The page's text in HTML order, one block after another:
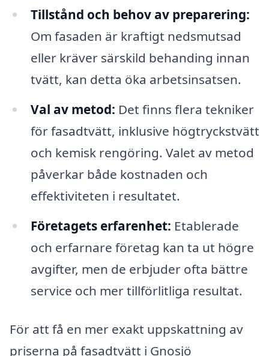
Tillstånd och behov av preparering:
Om fasaden är kraftigt nedsmutsad
eller kräver särskild behanding innan
tvätt, kan detta öka arbetsinsatsen.
Val av metod: Det finns flera tekniker
för fasadtvätt, inklusive högtryckstvätt
och kemisk rengöring. Valet av metod
påverkar både kostnaden och
effektiviteten i resultatet.
Företagets erfarenhet: Etablerade
och erfarnare företag kan ta ut högre
avgifter, men de erbjuder ofta bättre
service och mer tillförlitliga resultat.
För att få en mer exakt uppskattning av
priserna på fasadtvätt i Gnosjö